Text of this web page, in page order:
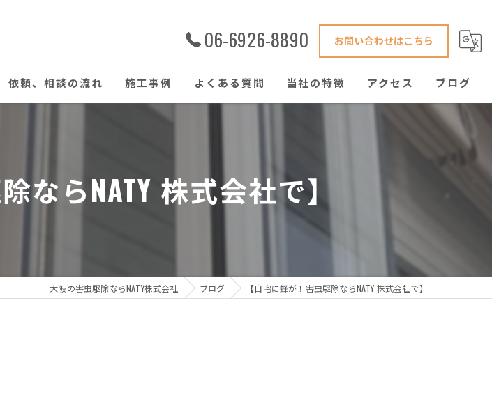
06-6926-8890 お問い合わせはこちら
依頼、相談の流れ 施工事例 よくある質問 当社の特徴
ハウスクリーニング
窓ガラス
アクセス ブログ
ならNATY 株式会社で】
大阪の害虫駆除ならNATY株式会社 ブログ 【自宅に蜂が！害虫駆除ならNATY 株式会社で】